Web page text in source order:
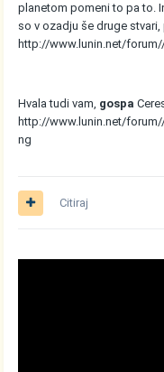
planetom pomeni to pa to.
so v ozadju še druge
http://www.lunin.net/
Hvala tudi vam, gospa
http://www.lunin.net/
ng
Citiraj